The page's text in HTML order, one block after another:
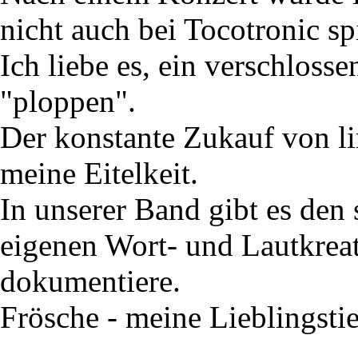
nicht auch bei Tocotronic
Ich liebe es, ein
"ploppen".
Der konstante Zukauf von
meine Eitelkeit.
In unserer Band gibt es
eigenen Wort- und
dokumentiere.
Frösche - meine